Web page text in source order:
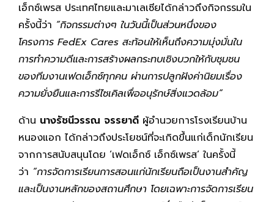
เอ็กซ์เพรส ประเทศไทยและมาเลเซียได้กล่าวถึงกิจกรรมใน
ครั้งนี้ว่า “กิจกรรมต่างๆ ในวันนี้เป็นส่วนหนึ่งของ
โครงการ FedEx Cares สะท้อนให้เห็นถึงความมุ่งมั่นใน
การทำความดีและการสร้างผลกระทบเชิงบวกให้กับชุมชน
ของทีมงานเฟดเอ็กซ์ทุกคน ผ่านการปลูกฝังค่านิยมเรื่อง
ความยั่งยืนและการรีไซเคิลเพื่ออนุรักษ์สิ่งแวดล้อม”
ด้าน นางรัชนีวรรณ จรรยาดี ผู้อำนวยการโรงเรียนบ้าน
หนองแอก ได้กล่าวถึงประโยชน์ที่จะเกิดขึ้นแก่เด็กนักเรียน
จากการสนับสนุนโดย ‘เฟดเอ็กซ์ เอ็กซ์เพรส’ ในครั้งนี้
ว่า “การจัดการเรียนการสอนแก่นักเรียนถือเป็นงานสำคัญ
และเป็นงานหลักของสถานศึกษา โดยเฉพาะการจัดการเรียน